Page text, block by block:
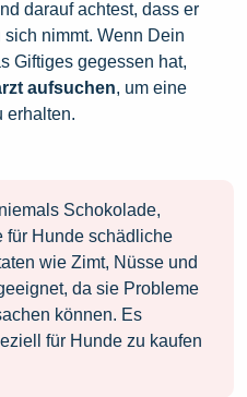
darauf achtest, dass er
nimmt. Wenn Dein
Giftiges gegessen hat,
aufsuchen, um eine
erhalten.
Schokolade,
für Hunde schädliche
wie Zimt, Nüsse und
da sie Probleme
können. Es
für Hunde zu kaufen